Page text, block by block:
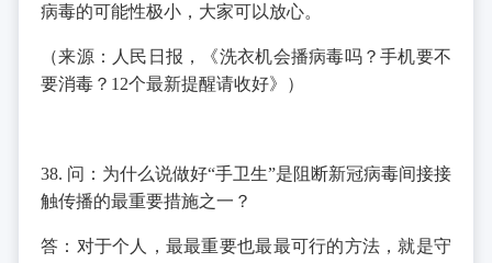
病毒的可能性极小，大家可以放心。
（来源：人民日报，《洗衣机会播病毒吗？手机要不
要消毒？12个最新提醒请收好》）
38. 问：为什么说做好“手卫生”是阻断新冠病毒间接接
触传播的最重要措施之一？
答：对于个人，最最重要也最最可行的方法，就是守